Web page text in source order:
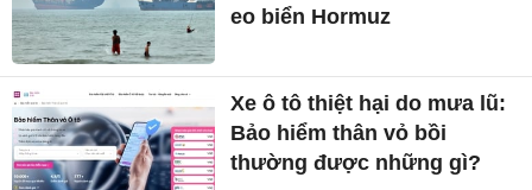
eo biển Hormuz
Xe ô tô thiệt hại do mưa lũ:
Bảo hiểm thân vỏ bồi
thường được những gì?